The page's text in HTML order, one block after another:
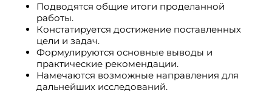
Подводятся общие итоги проделанной
работы.
Констатируется достижение поставленных
цели и задач.
Формулируются основные выводы и
практические рекомендации.
Намечаются возможные направления для
дальнейших исследований.